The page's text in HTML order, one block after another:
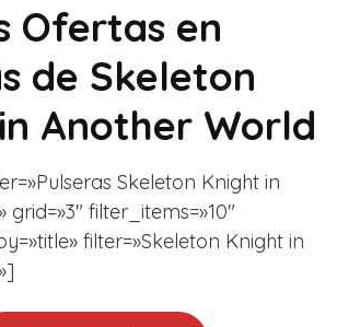
Ofertas en
de Skeleton
Another World
Skeleton Knight in
filter_items=»10″
filter=»Skeleton Knight in